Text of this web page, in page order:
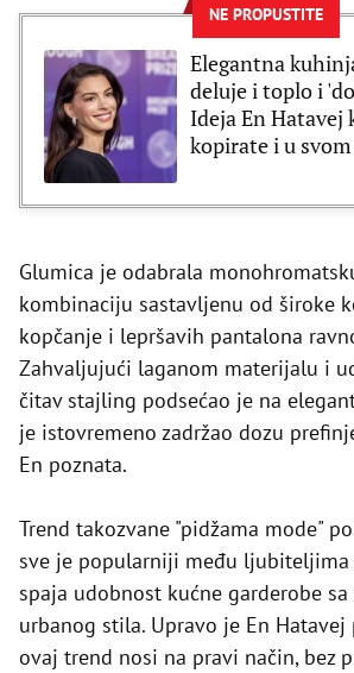
NE PROPUSTITE
Elegantna
deluje i toplo i
Ideja En Hatavej
kopirate i u
Glumica je odabrala
kombinaciju sastavljenu od široke
kopčanje i lepršavih pantalona
Zahvaljujući laganom materijalu i
čitav stajling podsećao je na
je istovremeno zadržao dozu
En poznata.
Trend takozvane "pidžama mode"
sve je popularniji među
spaja udobnost kućne garderobe
urbanog stila. Upravo je En Hatavej
ovaj trend nosi na pravi način, bez